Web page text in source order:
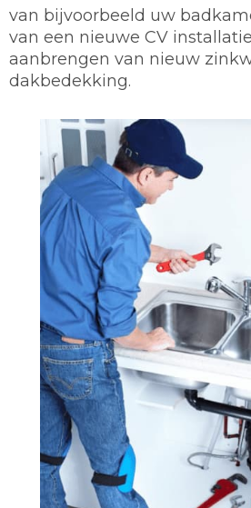
van bijvoorbeeld uw
van een nieuwe CV
aanbrengen van nieuw
dakbedekking.